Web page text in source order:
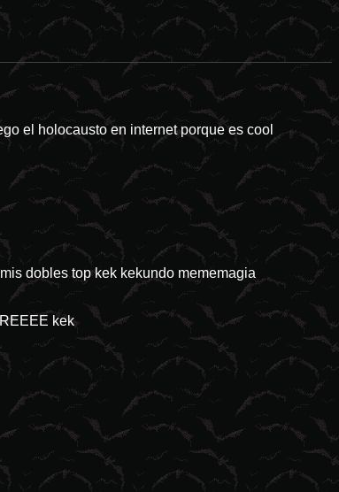
de ChanMX -
el holocausto en internet porque es cool
dobles top kek kekundo mememagia
kek